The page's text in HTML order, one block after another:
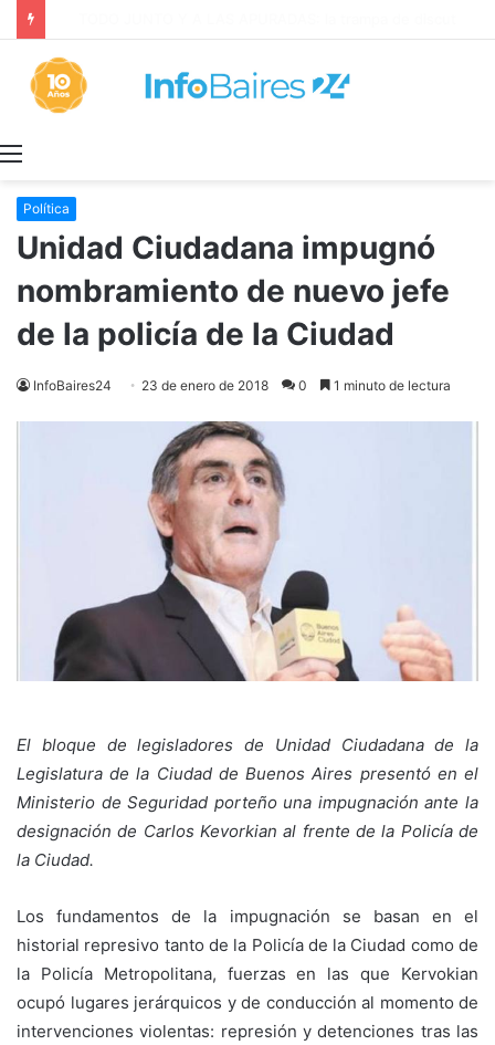
Política
Unidad Ciudadana impugnó
nombramiento de nuevo jefe
de la policía de la Ciudad
InfoBaires24 23 de enero de 2018 0 1 minuto de lectura
El bloque de legisladores de Unidad Ciudadana de la
Legislatura de la Ciudad de Buenos Aires presentó en el
Ministerio de Seguridad porteño una impugnación ante la
designación de Carlos Kevorkian al frente de la Policía de
la Ciudad.
Los fundamentos de la impugnación se basan en el
historial represivo tanto de la Policía de la Ciudad como de
la Policía Metropolitana, fuerzas en las que Kervokian
ocupó lugares jerárquicos y de conducción al momento de
intervenciones violentas: represión y detenciones tras las